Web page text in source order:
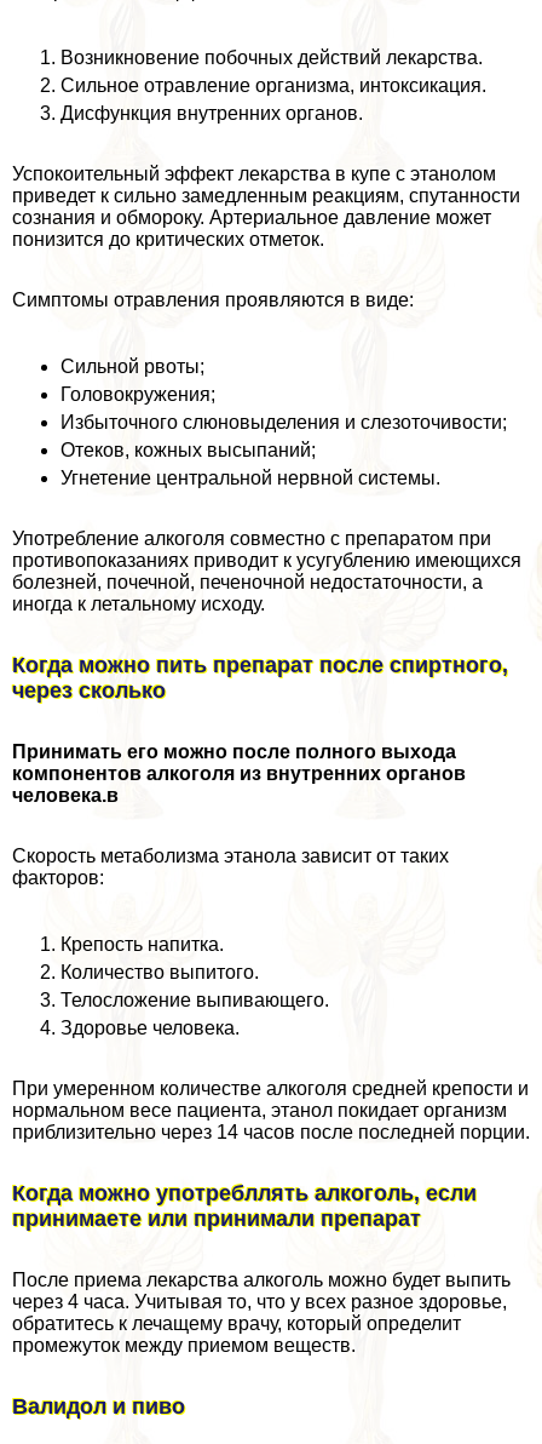
Возникновение побочных действий лекарства.
Сильное отравление организма, интоксикация.
Дисфункция внутренних органов.
Успокоительный эффект лекарства в купе с этанолом
приведет к сильно замедленным реакциям, спyтaнности
сознания и обмороку. Артериальное давление может
понизится до критических отметок.
Симптомы отравления проявляются в виде:
Сильной рвоты;
Головокружения;
Избыточного слюновыделения и слезоточивости;
Отеков, кожных высыпаний;
Угнетение центральной нервной системы.
Употрeбление алкоголя совместно с препаратом при
противопоказаниях приводит к усугублению имеющихся
болезней, почечной, печеночной недостаточности, а
иногда к летальному исходу.
Когда можно пить препарат после спиртного,
через сколько
Принимать его можно после полного выхода
компонентов алкоголя из внутренних органов
человека.в
Скорость метаболизма этанола зависит от таких
факторов:
Крепость напитка.
Количество выпитого.
Телосложение выпивающего.
Здоровье человека.
При умеренном количестве алкоголя средней крепости и
нормальном весе пациента, этанол покидает организм
приблизительно через 14 часов после последней порции.
Когда можно употрeбллять алкоголь, если
принимаете или принимали препарат
После приема лекарства алкоголь можно будет выпить
через 4 часа. Учитывая то, что у всех разное здоровье,
обратитесь к лечащему врачу, который определит
промежуток между приемом веществ.
Валидол и пиво